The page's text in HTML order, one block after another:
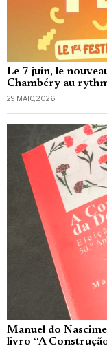
Le 7 juin, le
Chambéry au
29 MAIO, 2026
Manuel do
livro “A